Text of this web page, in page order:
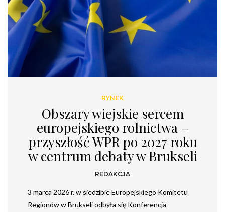
RYNEK
Obszary wiejskie sercem
europejskiego rolnictwa –
przyszłość WPR po 2027 roku
w centrum debaty w Brukseli
REDAKCJA
3 marca 2026 r. w siedzibie Europejskiego Komitetu
Regionów w Brukseli odbyła się Konferencja